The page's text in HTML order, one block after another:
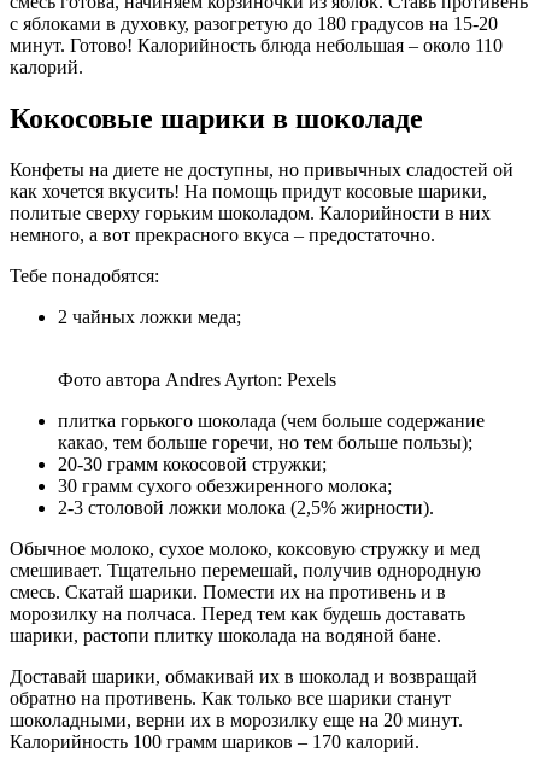
с яблоками в духовку, разогретую до 180 градусов на 15-20
минут. Готово! Калорийность блюда небольшая – около 110
калорий.
Кокосовые шарики в шоколаде
Конфеты на диете не доступны, но привычных сладостей ой
как хочется вкусить! На помощь придут косовые шарики,
политые сверху горьким шоколадом. Калорийности в них
немного, а вот прекрасного вкуса – предостаточно.
Тебе понадобятся:
2 чайных ложки меда;
Фото автора Andres Ayrton: Pexels
плитка горького шоколада (чем больше содержание
какао, тем больше горечи, но тем больше пользы);
20-30 грамм кокосовой стружки;
30 грамм сухого обезжиренного молока;
2-3 столовой ложки молока (2,5% жирности).
Обычное молоко, сухое молоко, коксовую стружку и мед
смешивает. Тщательно перемешай, получив однородную
смесь. Скатай шарики. Помести их на противень и в
морозилку на полчаса. Перед тем как будешь доставать
шарики, растопи плитку шоколада на водяной бане.
Доставай шарики, обмакивай их в шоколад и возвращай
обратно на противень. Как только все шарики станут
шоколадными, верни их в морозилку еще на 20 минут.
Калорийность 100 грамм шариков – 170 калорий.